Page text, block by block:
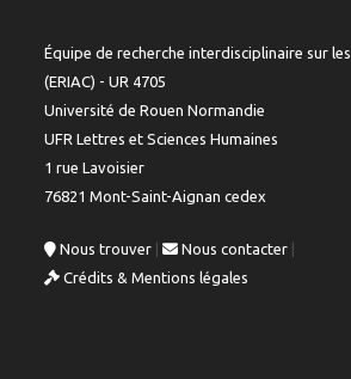
Équipe de recherche interdisciplinaire sur
(ERIAC) - UR 4705
Université de Rouen Normandie
UFR Lettres et Sciences Humaines
1 rue Lavoisier
76821 Mont-Saint-Aignan cedex
Nous trouver | Nous contacter
Crédits & Mentions légales